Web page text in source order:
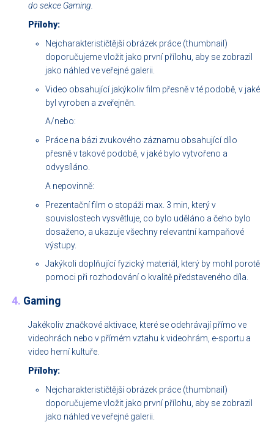
do sekce Gaming.
Přílohy:
Nejcharakterističtější obrázek práce (thumbnail)
doporučujeme vložit jako první přílohu, aby se zobrazil
jako náhled ve veřejné galerii.
Video obsahující jakýkoliv film přesně v té podobě, v jaké
byl vyroben a zveřejněn.
A/nebo:
Práce na bázi zvukového záznamu obsahující dílo
přesně v takové podobě, v jaké bylo vytvořeno a
odvysíláno.
A nepovinně:
Prezentační film o stopáži max. 3 min, který v
souvislostech vysvětluje, co bylo uděláno a čeho bylo
dosaženo, a ukazuje všechny relevantní kampaňové
výstupy.
Jakýkoli doplňující fyzický materiál, který by mohl porotě
pomoci při rozhodování o kvalitě představeného díla.
4. Gaming
Jakékoliv značkové aktivace, které se odehrávají přímo ve
videohrách nebo v přímém vztahu k videohrám, e-sportu a
video herní kultuře.
Přílohy:
Nejcharakterističtější obrázek práce (thumbnail)
doporučujeme vložit jako první přílohu, aby se zobrazil
jako náhled ve veřejné galerii.